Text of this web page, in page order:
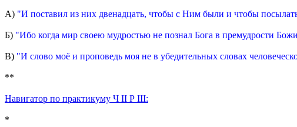
А) "И поставил из них двенадцать, чтобы с Ним были и чтобы
Б) "Ибо когда мир своею мудростью не познал Бога в премудрости
В) "И слово моё и проповедь моя не в убедительных словах
**
Навигатор по практикуму Ч II Р III:
*